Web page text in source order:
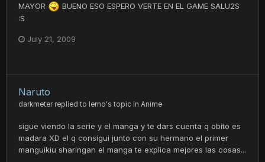
MAYOR
BUENO ESO ESPERO VERTE EN EL GAME SALU2S
:S
July 21, 2009
Naruto
darkmeter replied to lemo's topic in Anime
sigue viendo la serie y el manga y te dars cuenta q obito es
madara XD el q consigui junto con su hermano el primer
manguikiu sharingan el manga te explica mejores las cosas...